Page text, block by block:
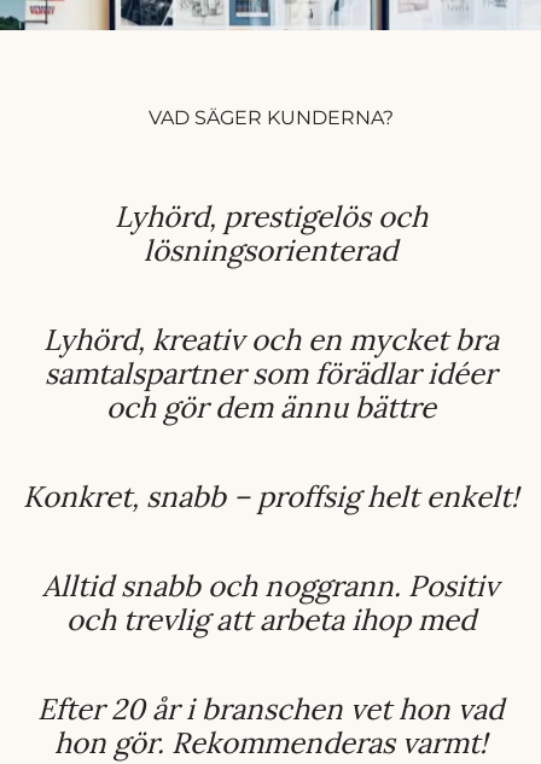
VAD SÄGER KUNDERNA?
Lyhörd, prestigelös och
lösningsorienterad
Lyhörd, kreativ och en mycket bra
samtalspartner som förädlar idéer
och gör dem ännu bättre
Konkret, snabb – proffsig helt enkelt!
Alltid snabb och noggrann. Positiv
och trevlig att arbeta ihop med
Efter 20 år i branschen vet hon vad
hon gör. Rekommenderas varmt!